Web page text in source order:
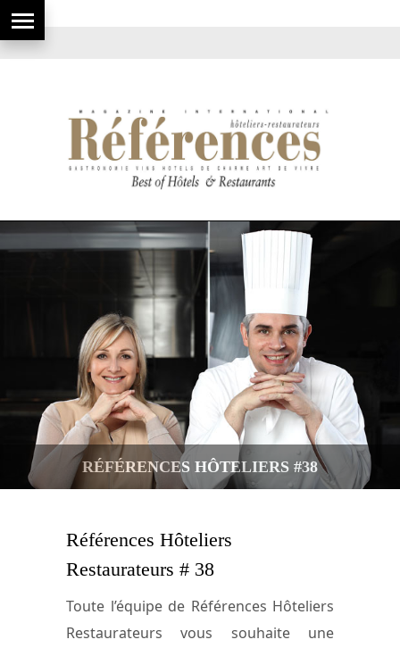
RÉFÉRENCES HÔTELIERS #38
Références Hôteliers
Restaurateurs # 38
Toute l’équipe de Références Hôteliers
Restaurateurs vous souhaite une